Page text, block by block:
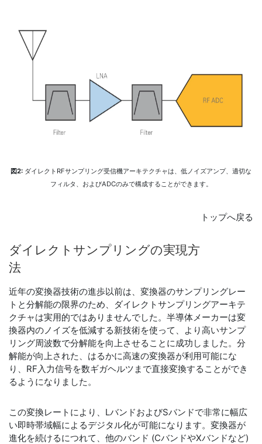
図2: ダイレクトRFサンプリング受信機アーキテクチャは、低ノイズアンプ、適切な
フィルタ、およびADCのみで構成することができます。
トップへ戻る
ダイレクト サンプリングの実現方
法
近年の変換器技術の進歩以前は、変換器のサンプリングレー
トと分解能の限界のため、ダイレクトサンプリングアーキテ
クチャは実用的ではありませんでした。半導体メーカーは変
換器内のノイズを低減する新技術を使って、より高いサンプ
リング周波数で分解能を向上させることに成功しました。分
解能が向上された、はるかに高速の変換器が利用可能にな
り、RF入力信号を数ギガヘルツまで直接変換することができ
るようになりました。
この変換レートにより、LバンドおよびSバンドで非常に幅広
い即時帯域幅によるデジタル化が可能になります。変換器が
進化を続けるにつれて、他のバンド (CバンドやXバンドなど)